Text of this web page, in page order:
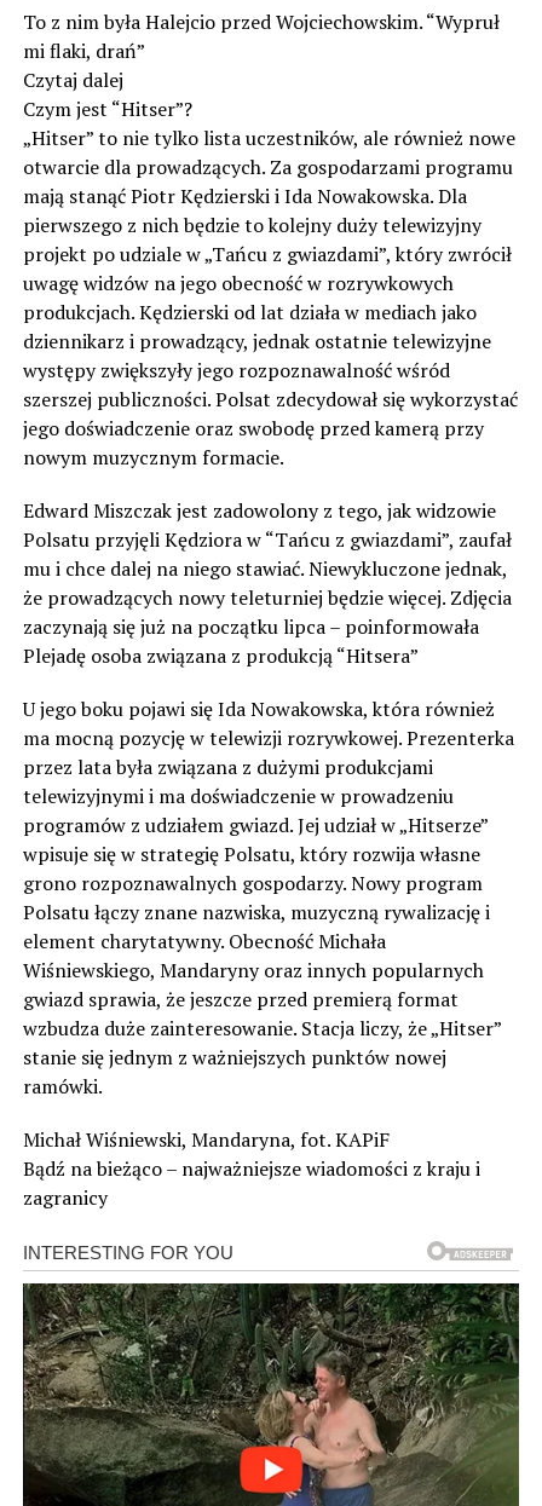
To z nim była Halejcio przed Wojciechowskim. “Wypruł
mi flaki, drań”
Czytaj dalej
Czym jest “Hitser”?
„Hitser” to nie tylko lista uczestników, ale również nowe
otwarcie dla prowadzących. Za gospodarzami programu
mają stanąć Piotr Kędzierski i Ida Nowakowska. Dla
pierwszego z nich będzie to kolejny duży telewizyjny
projekt po udziale w „Tańcu z gwiazdami”, który zwrócił
uwagę widzów na jego obecność w rozrywkowych
produkcjach. Kędzierski od lat działa w mediach jako
dziennikarz i prowadzący, jednak ostatnie telewizyjne
występy zwiększyły jego rozpoznawalność wśród
szerszej publiczności. Polsat zdecydował się wykorzystać
jego doświadczenie oraz swobodę przed kamerą przy
nowym muzycznym formacie.
Edward Miszczak jest zadowolony z tego, jak widzowie
Polsatu przyjęli Kędziora w “Tańcu z gwiazdami”, zaufał
mu i chce dalej na niego stawiać. Niewykluczone jednak,
że prowadzących nowy teleturniej będzie więcej. Zdjęcia
zaczynają się już na początku lipca – poinformowała
Plejadę osoba związana z produkcją “Hitsera”
U jego boku pojawi się Ida Nowakowska, która również
ma mocną pozycję w telewizji rozrywkowej. Prezenterka
przez lata była związana z dużymi produkcjami
telewizyjnymi i ma doświadczenie w prowadzeniu
programów z udziałem gwiazd. Jej udział w „Hitserze”
wpisuje się w strategię Polsatu, który rozwija własne
grono rozpoznawalnych gospodarzy. Nowy program
Polsatu łączy znane nazwiska, muzyczną rywalizację i
element charytatywny. Obecność Michała
Wiśniewskiego, Mandaryny oraz innych popularnych
gwiazd sprawia, że jeszcze przed premierą format
wzbudza duże zainteresowanie. Stacja liczy, że „Hitser”
stanie się jednym z ważniejszych punktów nowej
ramówki.
Michał Wiśniewski, Mandaryna, fot. KAPiF
Bądź na bieżąco – najważniejsze wiadomości z kraju i
zagranicy